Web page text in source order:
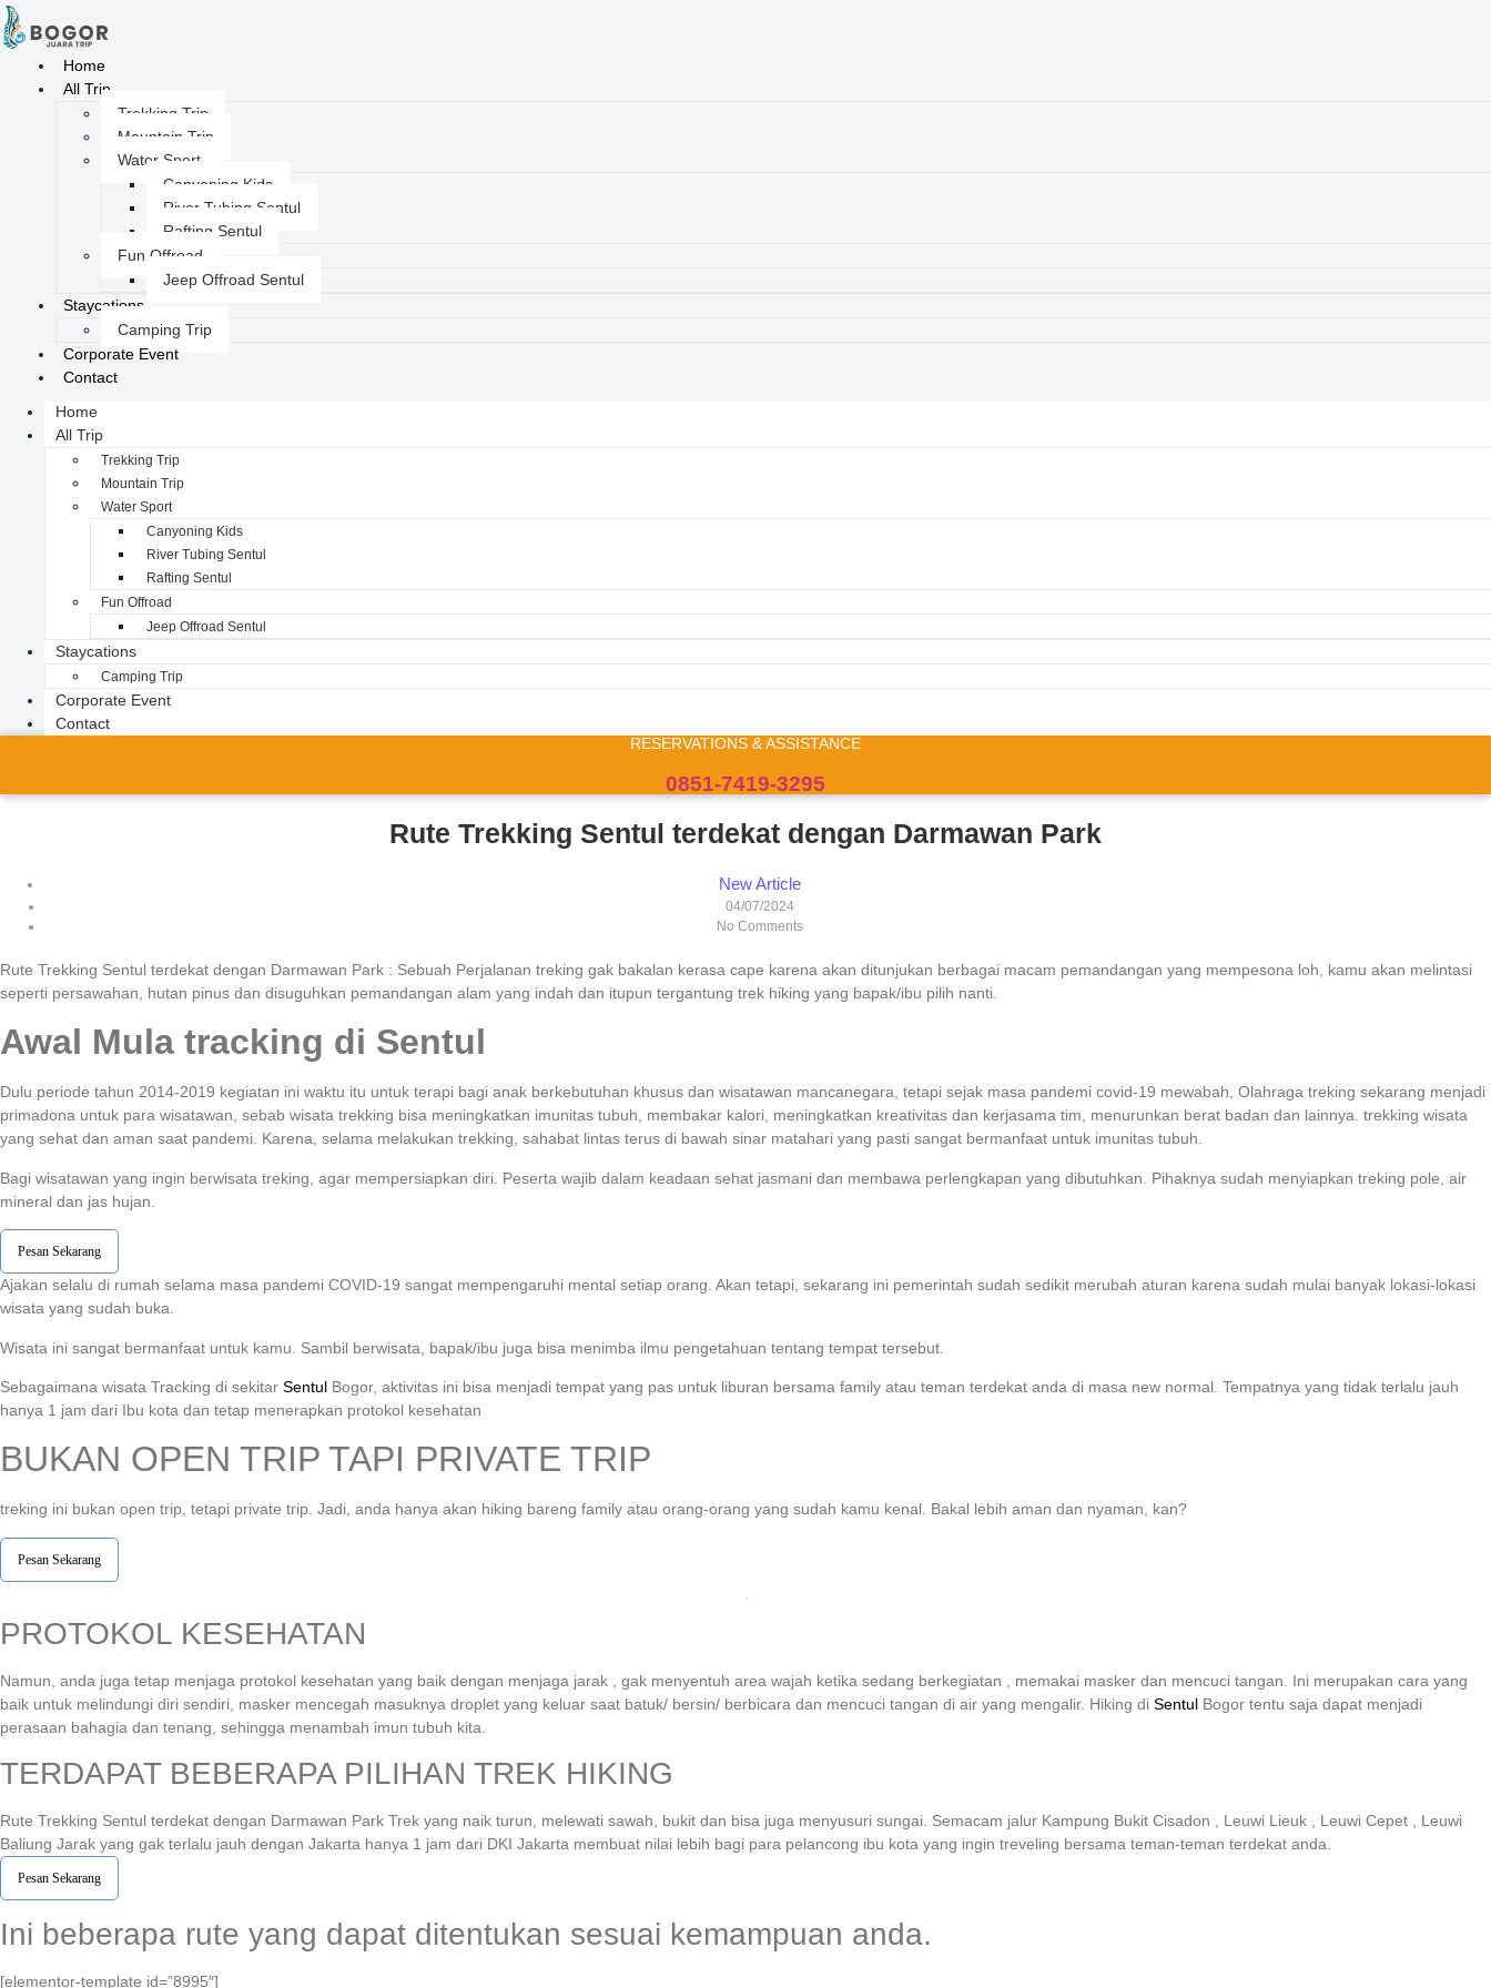
Home
All Trip
Trekking Trip
Mountain Trip
Water Sport
Canyoning Kids
River Tubing Sentul
Rafting Sentul
Fun Offroad
Jeep Offroad Sentul
Staycations
Camping Trip
Corporate Event
Contact
Home
All Trip
Trekking Trip
Mountain Trip
Water Sport
Canyoning Kids
River Tubing Sentul
Rafting Sentul
Fun Offroad
Jeep Offroad Sentul
Staycations
Camping Trip
Corporate Event
Contact
RESERVATIONS & ASSISTANCE
0851-7419-3295
Rute Trekking Sentul terdekat dengan Darmawan Park
New Article
04/07/2024
No Comments
Rute Trekking Sentul terdekat dengan Darmawan Park : Sebuah Perjalanan treking gak bakalan kerasa cape karena akan ditunjukan berbagai macam pemandangan yang mempesona loh, kamu akan melintasi
seperti persawahan, hutan pinus dan disuguhkan pemandangan alam yang indah dan itupun tergantung trek hiking yang bapak/ibu pilih nanti.
Awal Mula tracking di Sentul
Dulu periode tahun 2014-2019 kegiatan ini waktu itu untuk terapi bagi anak berkebutuhan khusus dan wisatawan mancanegara, tetapi sejak masa pandemi covid-19 mewabah, Olahraga treking sekarang menjadi
primadona untuk para wisatawan, sebab wisata trekking bisa meningkatkan imunitas tubuh, membakar kalori, meningkatkan kreativitas dan kerjasama tim, menurunkan berat badan dan lainnya. trekking wisata
yang sehat dan aman saat pandemi. Karena, selama melakukan trekking, sahabat lintas terus di bawah sinar matahari yang pasti sangat bermanfaat untuk imunitas tubuh.
Bagi wisatawan yang ingin berwisata treking, agar mempersiapkan diri. Peserta wajib dalam keadaan sehat jasmani dan membawa perlengkapan yang dibutuhkan. Pihaknya sudah menyiapkan treking pole, air
mineral dan jas hujan.
Pesan Sekarang
Ajakan selalu di rumah selama masa pandemi COVID-19 sangat mempengaruhi mental setiap orang. Akan tetapi, sekarang ini pemerintah sudah sedikit merubah aturan karena sudah mulai banyak lokasi-lokasi
wisata yang sudah buka.
Wisata ini sangat bermanfaat untuk kamu. Sambil berwisata, bapak/ibu juga bisa menimba ilmu pengetahuan tentang tempat tersebut.
Sebagaimana wisata Tracking di sekitar Sentul Bogor, aktivitas ini bisa menjadi tempat yang pas untuk liburan bersama family atau teman terdekat anda di masa new normal. Tempatnya yang tidak terlalu jauh
hanya 1 jam dari Ibu kota dan tetap menerapkan protokol kesehatan
BUKAN OPEN TRIP TAPI PRIVATE TRIP
treking ini bukan open trip, tetapi private trip. Jadi, anda hanya akan hiking bareng family atau orang-orang yang sudah kamu kenal. Bakal lebih aman dan nyaman, kan?
Pesan Sekarang
PROTOKOL KESEHATAN
Namun, anda juga tetap menjaga protokol kesehatan yang baik dengan menjaga jarak , gak menyentuh area wajah ketika sedang berkegiatan , memakai masker dan mencuci tangan. Ini merupakan cara yang
baik untuk melindungi diri sendiri, masker mencegah masuknya droplet yang keluar saat batuk/ bersin/ berbicara dan mencuci tangan di air yang mengalir. Hiking di Sentul Bogor tentu saja dapat menjadi
perasaan bahagia dan tenang, sehingga menambah imun tubuh kita.
TERDAPAT BEBERAPA PILIHAN TREK HIKING
Rute Trekking Sentul terdekat dengan Darmawan Park Trek yang naik turun, melewati sawah, bukit dan bisa juga menyusuri sungai. Semacam jalur Kampung Bukit Cisadon , Leuwi Lieuk , Leuwi Cepet , Leuwi
Baliung Jarak yang gak terlalu jauh dengan Jakarta hanya 1 jam dari DKI Jakarta membuat nilai lebih bagi para pelancong ibu kota yang ingin treveling bersama teman-teman terdekat anda.
Pesan Sekarang
Ini beberapa rute yang dapat ditentukan sesuai kemampuan anda.
[elementor-template id=”8995″]